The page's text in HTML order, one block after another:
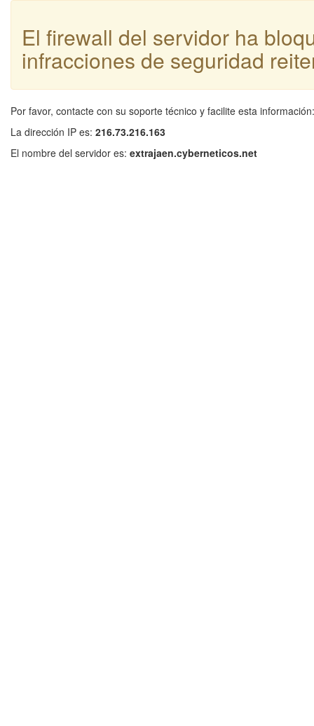
El firewall del servidor ha
infracciones de seguridad
Por favor, contacte con su soporte técnico y facilite esta información:
La dirección IP es: 216.73.216.163
El nombre del servidor es: extrajaen.cyberneticos.net